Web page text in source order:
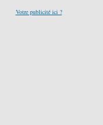
Votre publicité ici ?